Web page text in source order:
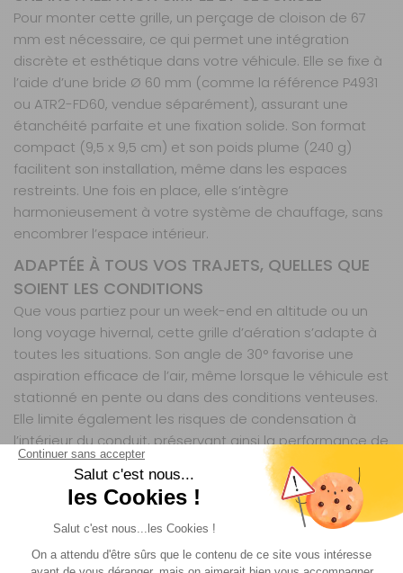
Pour monter cette grille, un perçage de cloison de 67
mm est nécessaire, ce qui permet une intégration
discrète et esthétique dans votre véhicule. Elle se fixe à
l’aide d’une bride Ø 60 mm (comme la référence P4931
ou ATR2-FD60, vendue séparément), assurant une
étanchéité parfaite et une fixation solide. Son format
compact (9,5 x 9,5 cm) et son poids plume (240 g)
facilitent son installation, même dans les espaces
restreints. Une fois en place, elle s’intègre
harmonieusement à votre système de chauffage, sans
encombrer l’espace intérieur.
ADAPTÉE À TOUS VOS TRAJETS, QUELLES QUE
SOIENT LES CONDITIONS
Que vous partiez pour un week-end en altitude ou un
long voyage hivernal, cette grille d’aération s’adapte à
toutes les situations. Son angle de 30° favorise une
aspiration efficace de l’air, même lorsque le véhicule est
stationné en pente ou dans des conditions venteuses.
Elle limite également les risques de condensation à
l’intérieur du conduit, préservant ainsi la performance de
votre chauffage sur le long terme. Disponible en
plusieurs coloris (blanc, noir ou gris graphite), elle
s’accorde avec tous les intérieurs, pour une touche
discrète ou plus personnalisée.
COMPATIBILITÉ ET ACCESSOIRES